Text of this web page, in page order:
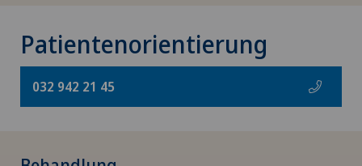
Patientenorientierung
032 942 21 45